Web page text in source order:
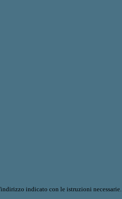
indicato con le istruzioni necessarie.